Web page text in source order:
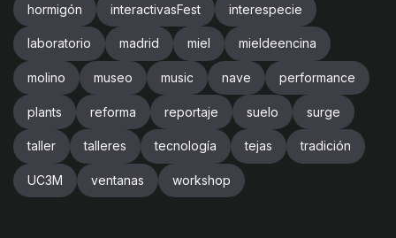
hormigón interactivasFest interespecie
laboratorio madrid miel mieldeencina
molino museo music nave performance
plants reforma reportaje suelo surge
taller talleres tecnología tejas tradición
UC3M ventanas workshop